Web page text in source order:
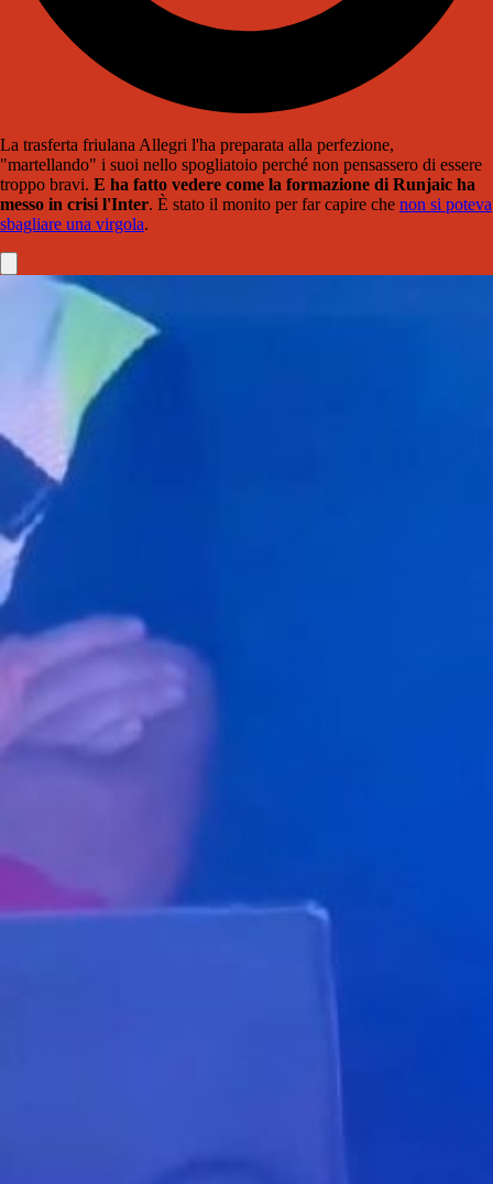
La trasferta friulana Allegri l'ha preparata alla perfezione,
"martellando" i suoi nello spogliatoio perché non pensassero di essere
troppo bravi. E ha fatto vedere come la formazione di Runjaic ha
messo in crisi l'Inter. È stato il monito per far capire che non si poteva
sbagliare una virgola.